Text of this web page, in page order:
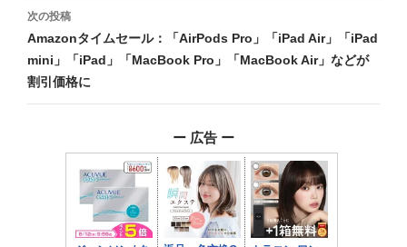
ビ
ゲ
ー
シ
次の投稿
Amazonタイムセール：「AirPods Pro」「iPad Air」「iPad
mini」「iPad」「MacBook Pro」「MacBook Air」などが
割引価格に
ー 広告 ー